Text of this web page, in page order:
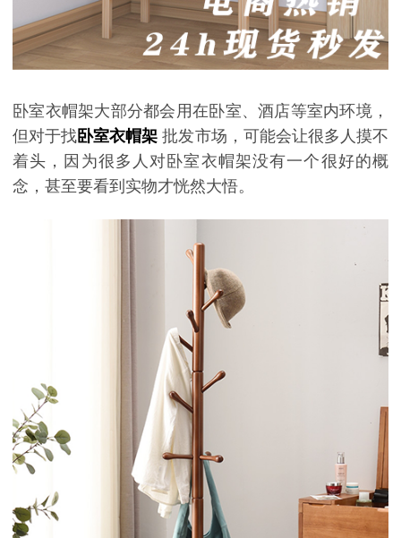
卧室衣帽架大部分都会用在卧室、酒店等室内环境，
但对于找卧室衣帽架 批发市场，可能会让很多人摸不
着头，因为很多人对卧室衣帽架没有一个很好的概
念，甚至要看到实物才恍然大悟。